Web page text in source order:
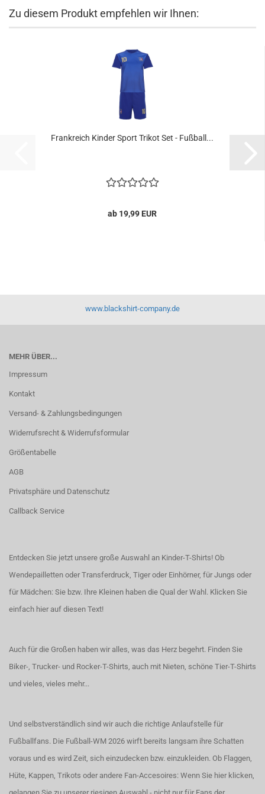
Zu diesem Produkt empfehlen wir Ihnen:
Frankreich Kinder Sport Trikot Set - Fußball...
ab 19,99 EUR
www.blackshirt-company.de
MEHR ÜBER...
Impressum
Kontakt
Versand- & Zahlungsbedingungen
Widerrufsrecht & Widerrufsformular
Größentabelle
AGB
Privatsphäre und Datenschutz
Callback Service
Entdecken Sie jetzt unsere große Auswahl an Kinder-T-Shirts! Ob
Wendepailletten oder Transferdruck, Tiger oder Einhörner, für Jungs oder
für Mädchen: Sie bzw. Ihre Kleinen haben die Qual der Wahl. Klicken Sie
einfach hier auf diesen Text!
Auch für die Großen haben wir alles, was das Herz begehrt. Finden Sie
Biker-, Trucker- und Rocker-T-Shirts, auch mit Nieten, schöne Tier-T-Shirts
und vieles, vieles mehr...
Und selbstverständlich sind wir auch die richtige Anlaufstelle für
Fußballfans. Die Fußball-WM 2026 wirft bereits langsam ihre Schatten
voraus und es wird Zeit, sich einzudecken bzw. einzukleiden. Ob Flaggen,
Hüte, Kappen, Trikots oder andere Fan-Accesoires: Wenn Sie hier klicken,